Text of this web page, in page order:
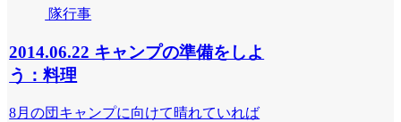
隊行事
2014.06.22 キャンプの準備をしよ
う：料理
8月の団キャンプに向けて晴れていれば